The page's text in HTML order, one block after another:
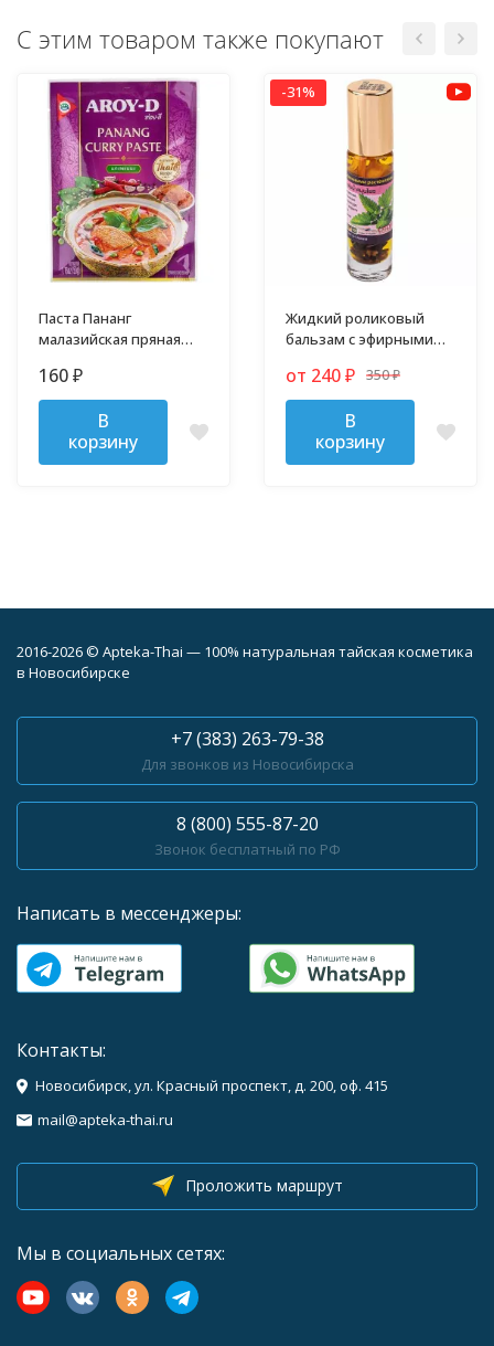
С этим товаром также покупают
Паста Пананг
малазийская пряная
160 ₽
В
корзину
-31%
Жидкий роликовый
бальзам с эфирными
от 240 ₽ 350₽
В
корзину
2016-2026 © Apteka-Thai — 100% натуральная тайская косметика
в Новосибирске
+7 (383) 263-79-38
Для звонков из Новосибирска
8 (800) 555-87-20
Звонок бесплатный по РФ
Написать в мессенджеры:
Контакты:
Новосибирск, ул. Красный проспект, д. 200, оф. 415
mail@apteka-thai.ru
Проложить маршрут
Мы в социальных сетях: